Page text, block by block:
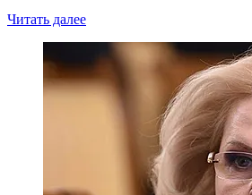
Читать далее